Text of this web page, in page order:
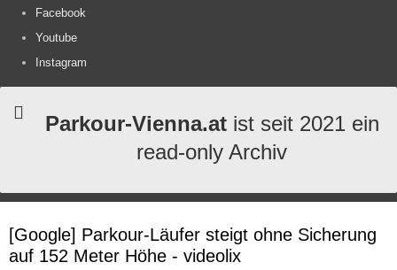
Facebook
Youtube
Instagram
Parkour-Vienna.atist seit 2021 ein
read-only Archiv
[Google] Parkour-Läufer steigt ohne Sicherung
auf 152 Meter Höhe - videolix